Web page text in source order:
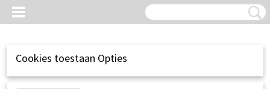
Cookies toestaan Opties